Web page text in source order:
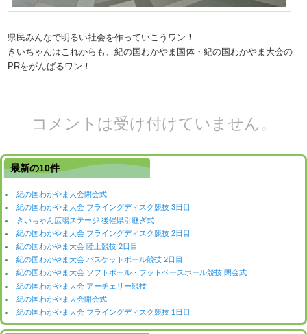
県民みんなで明るい社会を作っていこうワン！
きいちゃんはこれからも、紀の国わかやま国体・紀の国わかやま大会の
PRをがんばるワン！
コメントは受け付けていません。
最新の10件
紀の国わかやま大会閉会式
紀の国わかやま大会 フライングディスク競技 3日目
きいちゃん広場ステージ 後催県引継ぎ式
紀の国わかやま大会 フライングディスク競技 2日目
紀の国わかやま大会 陸上競技 2日目
紀の国わかやま大会 バスケットボール競技 2日目
紀の国わかやま大会 ソフトボール・フットベースボール競技 閉会式
紀の国わかやま大会 アーチェリー競技
紀の国わかやま大会開会式
紀の国わかやま大会 フライングディスク競技 1日目